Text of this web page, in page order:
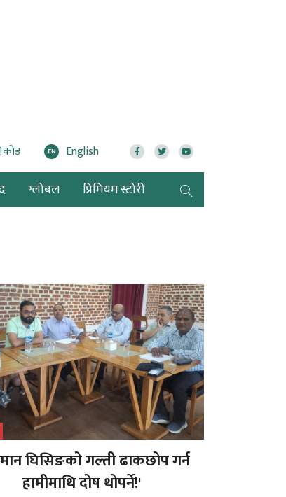
EN English
ग्लोबल प्रिमियम स्टोरी
घिसिङको गल्ती ढाकछोप गर्न
हामीमाथि दोष थोपर्ने!'